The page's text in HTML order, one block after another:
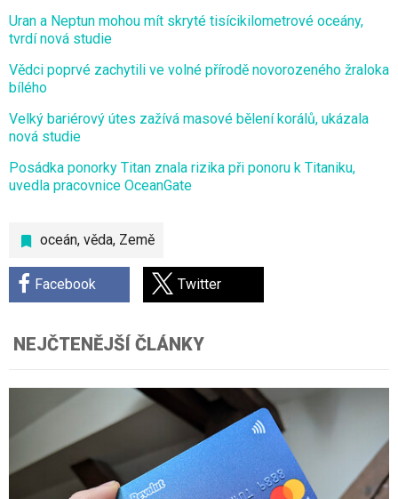
oceán, věda, Země
Facebook Twitter
Uran a Neptun mohou mít skryté tisícikilometrové oceány,
tvrdí nová studie
Vědci poprvé zachytili ve volné přírodě novorozeného žraloka
bílého
Velký bariérový útes zažívá masové bělení korálů, ukázala
nová studie
Posádka ponorky Titan znala rizika při ponoru k Titaniku,
uvedla pracovnice OceanGate
NEJČTENĚJŠÍ ČLÁNKY